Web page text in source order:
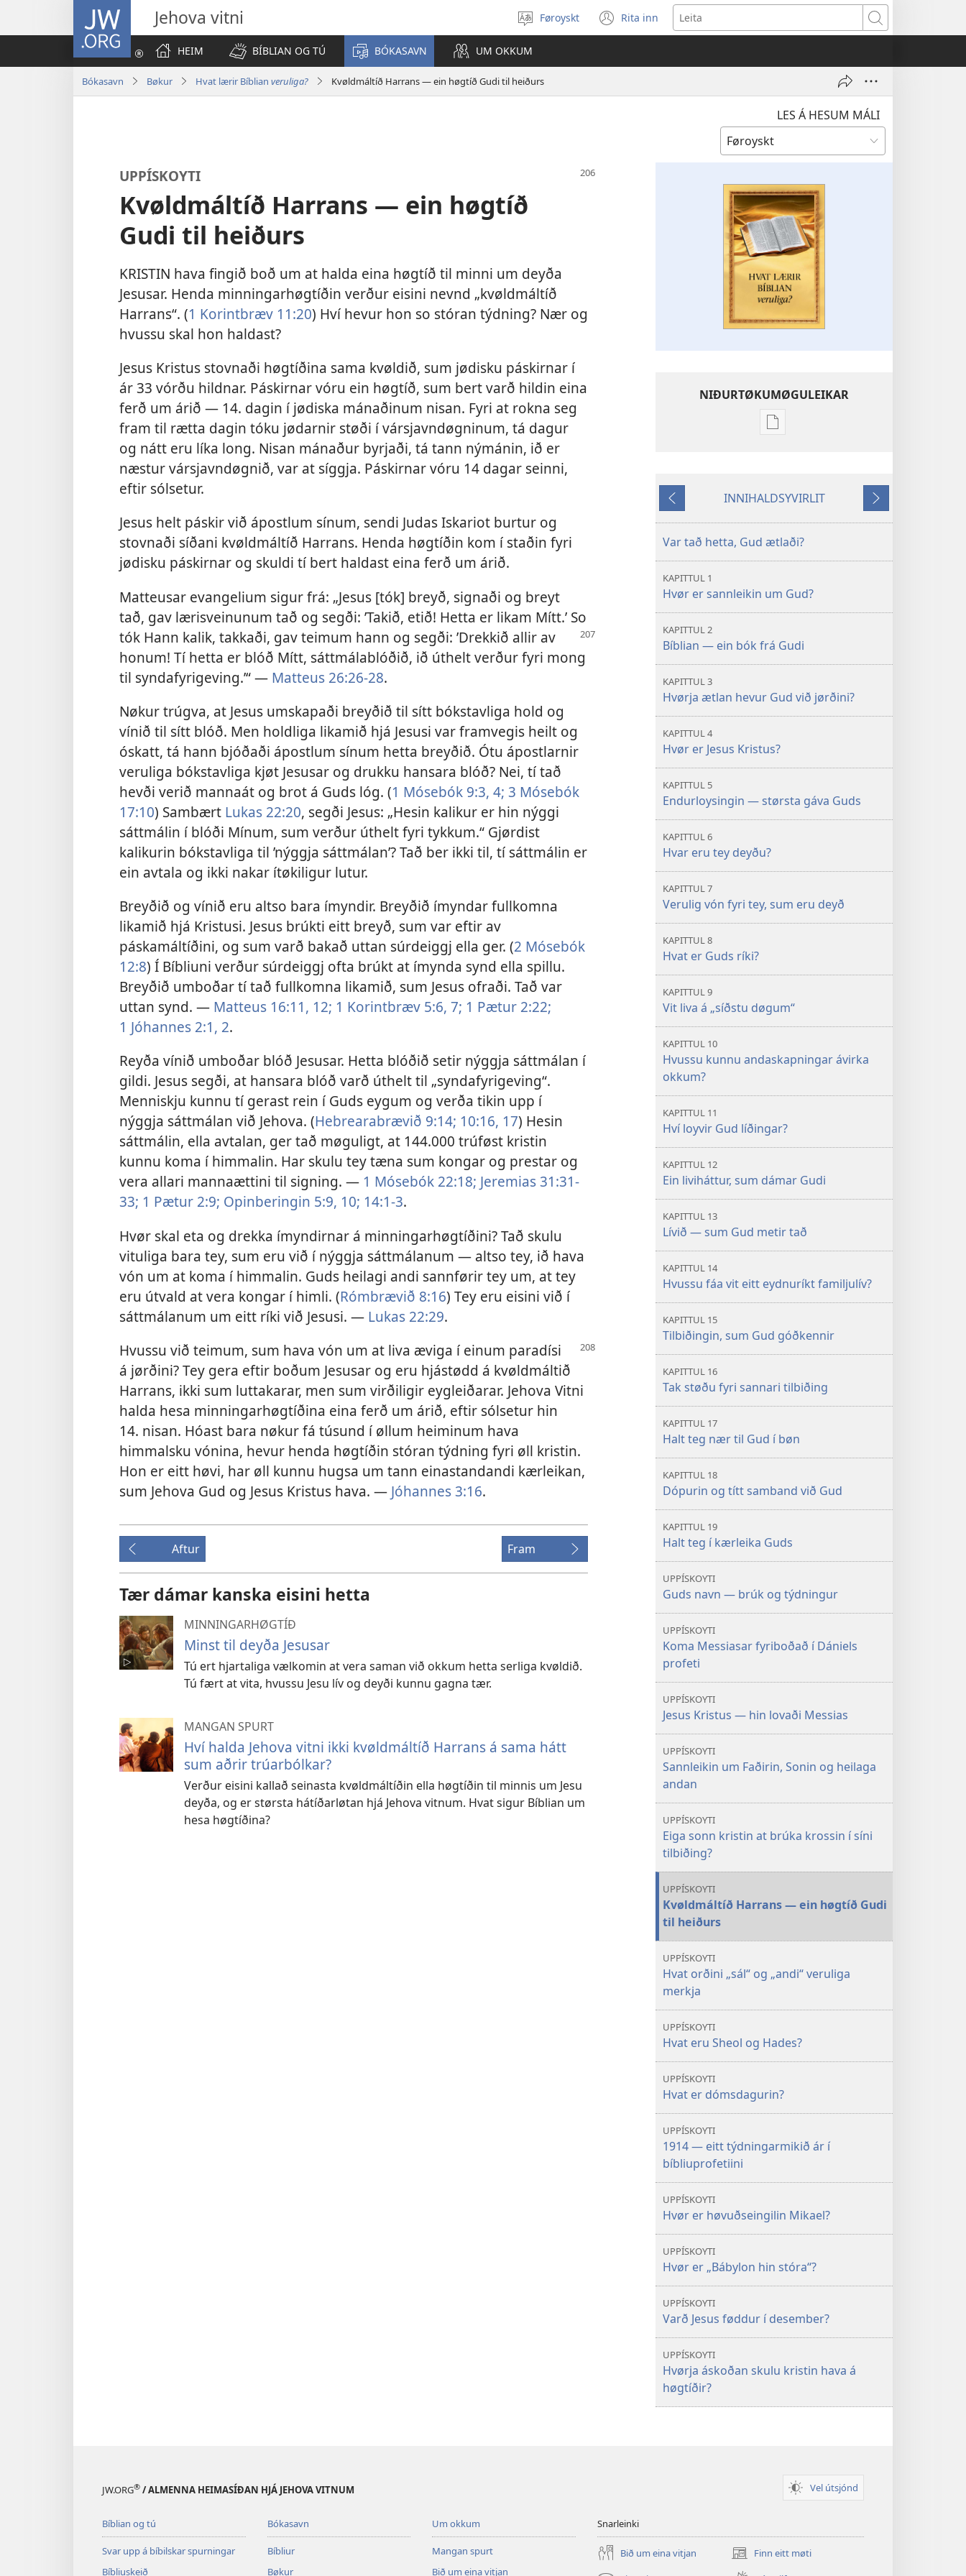
JW.ORG Jehova vitni
Vel
mál
Føroyskt Rita inn
(opens
new
Leita
HEIM
BÍBLIAN OG TÚ BÓKASAVN UM OKKUM
Bókasavn Bøkur Hvat lærir Bíblian veruliga? Kvøldmáltíð Harrans — ein høgtíð Gudi til heiðurs
LES Á HESUM MÁLI
UPPÍSKOYTI
Kvøldmáltíð Harrans — ein høgtíð
Gudi til heiðurs
KRISTIN hava fingið boð um at halda eina høgtíð til minni um deyða
Jesusar. Henda minningarhøgtíðin verður eisini nevnd „kvøldmáltíð
Harrans“. (1 Korintbræv 11:20) Hví hevur hon so stóran týdning? Nær og
hvussu skal hon haldast?
Jesus Kristus stovnaði høgtíðina sama kvøldið, sum jødisku páskirnar í
ár 33 vórðu hildnar. Páskirnar vóru ein høgtíð, sum bert varð hildin eina
ferð um árið — 14. dagin í jødiska mánaðinum nisan. Fyri at rokna seg
fram til rætta dagin tóku jødarnir støði í vársjavndøgninum, tá dagur
og nátt eru líka long. Nisan mánaður byrjaði, tá tann nýmánin, ið er
næstur vársjavndøgnið, var at síggja. Páskirnar vóru 14 dagar seinni,
eftir sólsetur.
Jesus helt páskir við ápostlum sínum, sendi Judas Iskariot burtur og
stovnaði síðani kvøldmáltíð Harrans. Henda høgtíðin kom í staðin fyri
jødisku páskirnar og skuldi tí bert haldast eina ferð um árið.
Matteusar evangelium sigur frá: „Jesus [tók] breyð, signaði og breyt
tað, gav lærisveinunum tað og segði: ’Takið, etið! Hetta er likam Mítt.’ So
tók Hann kalik, takkaði, gav teimum hann og segði: ’Drekkið allir av
honum! Tí hetta er blóð Mítt, sáttmálablóðið, ið úthelt verður fyri mong
til syndafyrigeving.’“ — Matteus 26:26-28.
Nøkur trúgva, at Jesus umskapaði breyðið til sítt bókstavliga hold og
vínið til sítt blóð. Men holdliga likamið hjá Jesusi var framvegis heilt og
óskatt, tá hann bjóðaði ápostlum sínum hetta breyðið. Ótu ápostlarnir
veruliga bókstavliga kjøt Jesusar og drukku hansara blóð? Nei, tí tað
hevði verið mannaát og brot á Guds lóg. (1 Mósebók 9:3, 4; 3 Mósebók
17:10) Sambært Lukas 22:20, segði Jesus: „Hesin kalikur er hin nýggi
sáttmálin í blóði Mínum, sum verður úthelt fyri tykkum.“ Gjørdist
kalikurin bókstavliga til ’nýggja sáttmálan’? Tað ber ikki til, tí sáttmálin er
ein avtala og ikki nakar ítøkiligur lutur.
Breyðið og vínið eru altso bara ímyndir. Breyðið ímyndar fullkomna
likamið hjá Kristusi. Jesus brúkti eitt breyð, sum var eftir av
páskamáltíðini, og sum varð bakað uttan súrdeiggj ella ger. (2 Mósebók
12:8) Í Bíbliuni verður súrdeiggj ofta brúkt at ímynda synd ella spillu.
Breyðið umboðar tí tað fullkomna likamið, sum Jesus ofraði. Tað var
uttan synd. — Matteus 16:11, 12; 1 Korintbræv 5:6, 7; 1 Pætur 2:22;
1 Jóhannes 2:1, 2.
Reyða vínið umboðar blóð Jesusar. Hetta blóðið setir nýggja sáttmálan í
gildi. Jesus segði, at hansara blóð varð úthelt til „syndafyrigeving“.
Menniskju kunnu tí gerast rein í Guds eygum og verða tikin upp í
nýggja sáttmálan við Jehova. (Hebrearabrævið 9:14; 10:16, 17) Hesin
sáttmálin, ella avtalan, ger tað møguligt, at 144.000 trúføst kristin
kunnu koma í himmalin. Har skulu tey tæna sum kongar og prestar og
vera allari mannaættini til signing. — 1 Mósebók 22:18; Jeremias 31:31-
33; 1 Pætur 2:9; Opinberingin 5:9, 10; 14:1-3.
Hvør skal eta og drekka ímyndirnar á minningarhøgtíðini? Tað skulu
vituliga bara tey, sum eru við í nýggja sáttmálanum — altso tey, ið hava
vón um at koma í himmalin. Guds heilagi andi sannførir tey um, at tey
eru útvald at vera kongar í himli. (Rómbrævið 8:16) Tey eru eisini við í
sáttmálanum um eitt ríki við Jesusi. — Lukas 22:29.
Hvussu við teimum, sum hava vón um at liva æviga í einum paradísi
á jørðini? Tey gera eftir boðum Jesusar og eru hjástødd á kvøldmáltið
Harrans, ikki sum luttakarar, men sum virðiligir eygleiðarar. Jehova Vitni
halda hesa minningarhøgtíðina eina ferð um árið, eftir sólsetur hin
14. nisan. Hóast bara nøkur fá túsund í øllum heiminum hava
himmalsku vónina, hevur henda høgtíðin stóran týdning fyri øll kristin.
Hon er eitt høvi, har øll kunnu hugsa um tann einastandandi kærleikan,
sum Jehova Gud og Jesus Kristus hava. — Jóhannes 3:16.
Aftur Fram
Tær dámar kanska eisini hetta
MINNINGARHØGTÍÐ
Minst til deyða Jesusar
Tú ert hjartaliga vælkomin at vera saman við okkum hetta serliga kvøldið.
Tú fært at vita, hvussu Jesu lív og deyði kunnu gagna tær.
MANGAN SPURT
Hví halda Jehova vitni ikki kvøldmáltíð Harrans á sama hátt
sum aðrir trúarbólkar?
Verður eisini kallað seinasta kvøldmáltíðin ella høgtíðin til minnis um Jesu
deyða, og er størsta hátíðarløtan hjá Jehova vitnum. Hvat sigur Bíblian um
hesa høgtíðina?
NIÐURTØKUMØGULEIKAR
Stillingar
lesnaði
lærir
Bíblian
Aftur
INNIHALDSYVIRLIT
Fram
Var tað hetta, Gud ætlaði?
KAPITTUL 1
Hvør er sannleikin um Gud?
KAPITTUL 2
Bíblian — ein bók frá Gudi
KAPITTUL 3
Hvørja ætlan hevur Gud við jørðini?
KAPITTUL 4
Hvør er Jesus Kristus?
KAPITTUL 5
Endurloysingin — størsta gáva Guds
KAPITTUL 6
Hvar eru tey deyðu?
KAPITTUL 7
Verulig vón fyri tey, sum eru deyð
KAPITTUL 8
Hvat er Guds ríki?
KAPITTUL 9
Vit liva á „síðstu døgum“
KAPITTUL 10
Hvussu kunnu andaskapningar ávirka
okkum?
KAPITTUL 11
Hví loyvir Gud líðingar?
KAPITTUL 12
Ein liviháttur, sum dámar Gudi
KAPITTUL 13
Lívið — sum Gud metir tað
KAPITTUL 14
Hvussu fáa vit eitt eydnuríkt familjulív?
KAPITTUL 15
Tilbiðingin, sum Gud góðkennir
KAPITTUL 16
Tak støðu fyri sannari tilbiðing
KAPITTUL 17
Halt teg nær til Gud í bøn
KAPITTUL 18
Dópurin og títt samband við Gud
KAPITTUL 19
Halt teg í kærleika Guds
UPPÍSKOYTI
Guds navn — brúk og týdningur
UPPÍSKOYTI
Koma Messiasar fyriboðað í Dániels
profeti
UPPÍSKOYTI
Jesus Kristus — hin lovaði Messias
UPPÍSKOYTI
Sannleikin um Faðirin, Sonin og heilaga
andan
UPPÍSKOYTI
Eiga sonn kristin at brúka krossin í síni
tilbiðing?
UPPÍSKOYTI
Kvøldmáltíð Harrans — ein høgtíð Gudi
til heiðurs
UPPÍSKOYTI
Hvat orðini „sál“ og „andi“ veruliga
merkja
UPPÍSKOYTI
Hvat eru Sheol og Hades?
UPPÍSKOYTI
Hvat er dómsdagurin?
UPPÍSKOYTI
1914 — eitt týdningarmikið ár í
bíbliuprofetiini
UPPÍSKOYTI
Hvør er høvuðseingilin Mikael?
UPPÍSKOYTI
Hvør er „Bábylon hin stóra“?
UPPÍSKOYTI
Varð Jesus føddur í desember?
UPPÍSKOYTI
Hvørja áskoðan skulu kristin hava á
høgtíðir?
JW.ORG® / ALMENNA HEIMASÍÐAN HJÁ JEHOVA VITNUM Vel útsjónd
Bíblian og tú
Svar upp á bíbilskar spurningar
Bíbliuskeið
Bókasavn
Bíbliur
Bøkur
Um okkum
Mangan spurt
Bið um eina vitjan
Snarleinki
Bið um eina vitjan Finn eitt møti
(opens
new